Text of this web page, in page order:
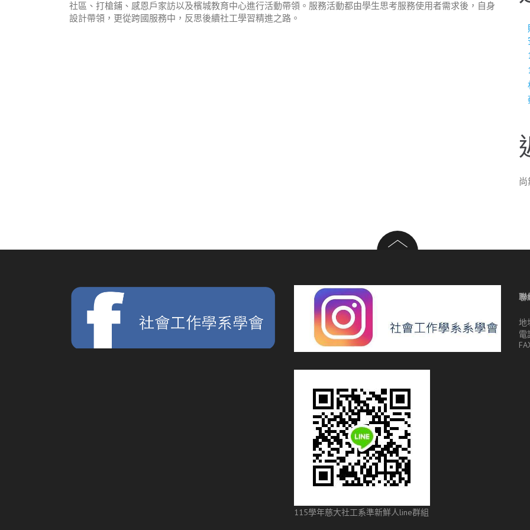
社區、打槍鋪、感恩戶家訪以及檳城教育中心進行活動帶領。服務活動都由學生思考服務使用者需求後，自身
設計帶領，更從跨國服務中，反思後續社工學習精進之路。
115學年慈大社工系準新鮮人line群組
聯
地
電